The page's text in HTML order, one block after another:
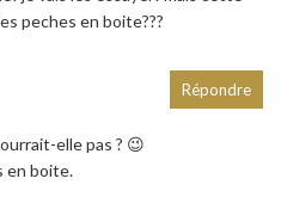
peches en boite???
elle pas ? 😉
en boite.
Répondre